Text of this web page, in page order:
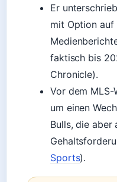
Er
mit Option auf
faktisch bis
Chronicle).
Vor dem MLS-
um einen
Bulls, die aber
Sports).